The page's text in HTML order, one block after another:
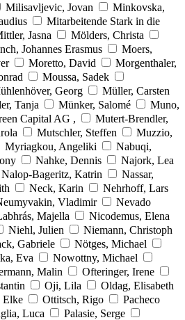
Milisavljevic, Jovan
Minkovska,
Mitarbeitende Stark in die
Jasna
Mölders, Christa
Johannes Erasmus
Moers,
Moretto, David
Morgenthaler,
Moussa, Sadek
Georg
Müller, Carsten
Tanja Münker, Salomé
Muno,
Capital AG ,
Mutert-Brendler,
Mutschler, Steffen
Muzzio,
Myriagkou, Angeliki
Nabuqi,
Nahke, Dennis
Najork, Lea
Nalop-Bageritz, Katrin
Nassar,
Neck, Karin
Nehrhoff, Lars
Vladimir
Nevado
Majella
Nicodemus, Elena
Niehl, Julien
Niemann, Christoph
Gabriele
Nötges, Michael
Eva
Nowottny, Michael
Malin
Ofteringer, Irene
Oji, Lila
Oldag, Elisabeth
Elke Ottitsch, Rigo
Pacheco
Luca
Palasie, Serge